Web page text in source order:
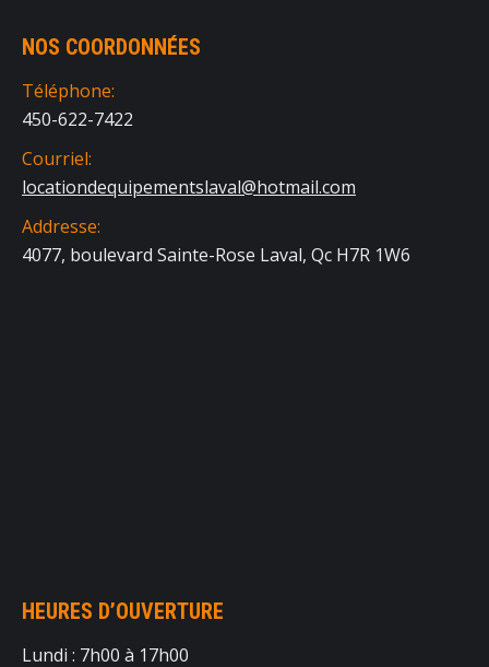
NOS COORDONNÉES
Téléphone:
450-622-7422
Courriel:
locationdequipementslaval@hotmail.com
Addresse:
4077, boulevard Sainte-Rose Laval, Qc H7R 1W6
HEURES D’OUVERTURE
Lundi : 7h00 à 17h00